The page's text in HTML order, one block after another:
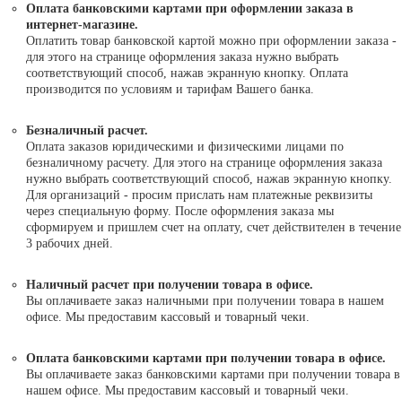
Оплата банковскими картами при оформлении заказа в
интернет-магазине.
Оплатить товар банковской картой можно при оформлении заказа -
для этого на странице оформления заказа нужно выбрать
соответствующий способ, нажав экранную кнопку. Оплата
производится по условиям и тарифам Вашего банка.
Безналичный расчет.
Оплата заказов юридическими и физическими лицами по
безналичному расчету. Для этого на странице оформления заказа
нужно выбрать соответствующий способ, нажав экранную кнопку.
Для организаций - просим прислать нам платежные реквизиты
через специальную форму. После оформления заказа мы
сформируем и пришлем счет на оплату, счет действителен в течение
3 рабочих дней.
Наличный расчет при получении товара в офисе.
Вы оплачиваете заказ наличными при получении товара в нашем
офисе. Мы предоставим кассовый и товарный чеки.
Оплата банковскими картами при получении товара в офисе.
Вы оплачиваете заказ банковскими картами при получении товара в
нашем офисе. Мы предоставим кассовый и товарный чеки.